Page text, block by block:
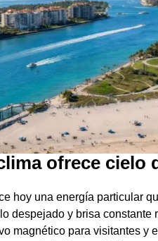
ofrece cielo
hoy una energía particular
despejado y brisa
magnético para visitantes y